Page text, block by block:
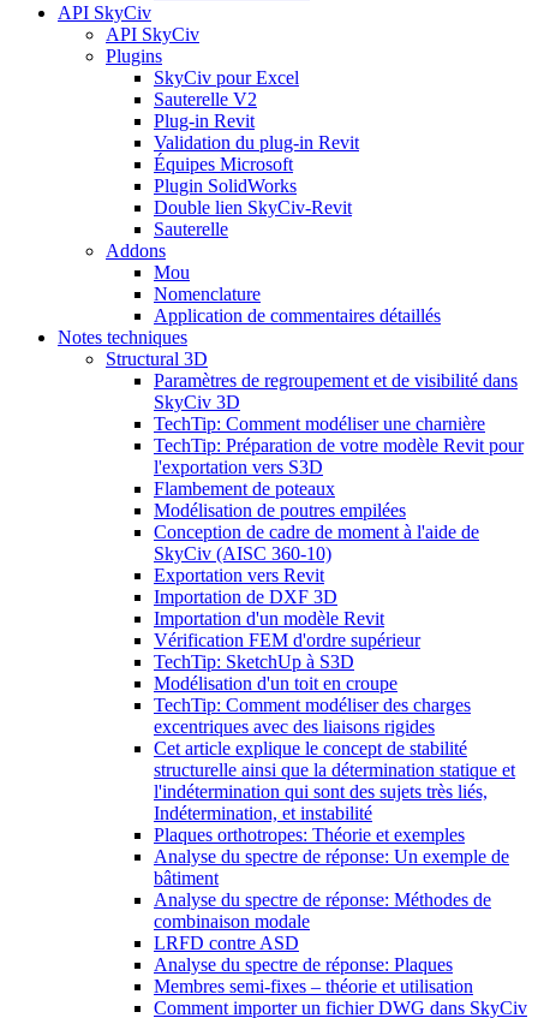
API SkyCiv
API SkyCiv
Plugins
SkyCiv pour Excel
Sauterelle V2
Plug-in Revit
Validation du plug-in Revit
Équipes Microsoft
Plugin SolidWorks
Double lien SkyCiv-Revit
Sauterelle
Addons
Mou
Nomenclature
Application de commentaires détaillés
Notes techniques
Structural 3D
Paramètres de regroupement et de visibilité dans
SkyCiv 3D
TechTip: Comment modéliser une charnière
TechTip: Préparation de votre modèle Revit pour
l'exportation vers S3D
Flambement de poteaux
Modélisation de poutres empilées
Conception de cadre de moment à l'aide de
SkyCiv (AISC 360-10)
Exportation vers Revit
Importation de DXF 3D
Importation d'un modèle Revit
Vérification FEM d'ordre supérieur
TechTip: SketchUp à S3D
Modélisation d'un toit en croupe
TechTip: Comment modéliser des charges
excentriques avec des liaisons rigides
Cet article explique le concept de stabilité
structurelle ainsi que la détermination statique et
l'indétermination qui sont des sujets très liés,
Indétermination, et instabilité
Plaques orthotropes: Théorie et exemples
Analyse du spectre de réponse: Un exemple de
bâtiment
Analyse du spectre de réponse: Méthodes de
combinaison modale
LRFD contre ASD
Analyse du spectre de réponse: Plaques
Membres semi-fixes – théorie et utilisation
Comment importer un fichier DWG dans SkyCiv